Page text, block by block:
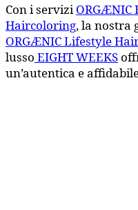
Con i servizi
Haircoloring, la nostra
ORGÆNIC Lifestyle
lusso EIGHT WEEKS
un’autentica e